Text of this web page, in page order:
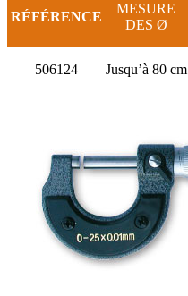
RÉFÉRENCE
MESURE
DES Ø
506124 Jusqu’à 80 cm